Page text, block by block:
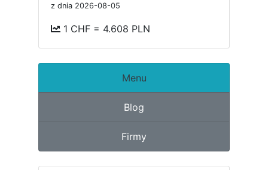
z dnia 2026-08-05
1 CHF = 4.608 PLN
Menu
Blog
Firmy